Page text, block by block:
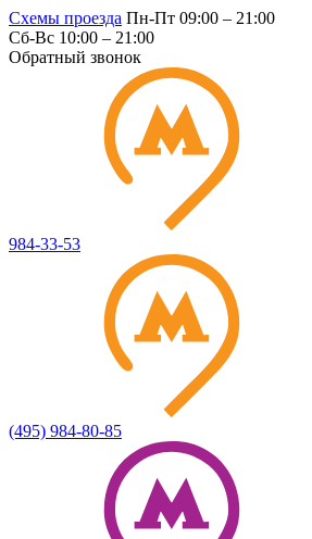
Схемы проезда Пн-Пт 09:00 – 21:00
Сб-Вс 10:00 – 21:00
Обратный звонок
984-33-53
(495) 984-80-85